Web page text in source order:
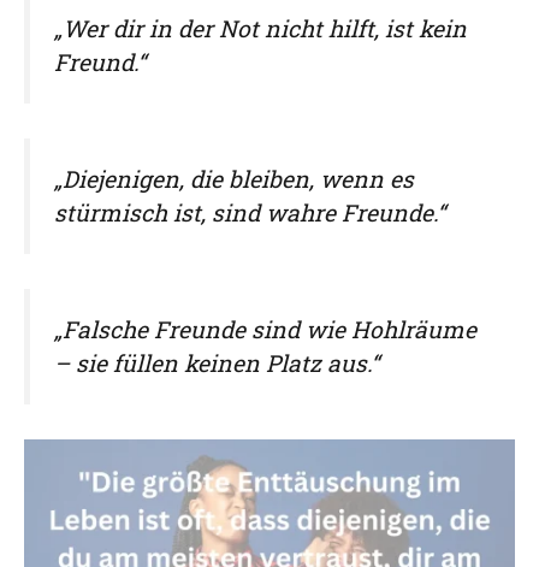
„Wer dir in der Not nicht hilft, ist kein
Freund.“
„Diejenigen, die bleiben, wenn es
stürmisch ist, sind wahre Freunde.“
„Falsche Freunde sind wie Hohlräume
– sie füllen keinen Platz aus.“